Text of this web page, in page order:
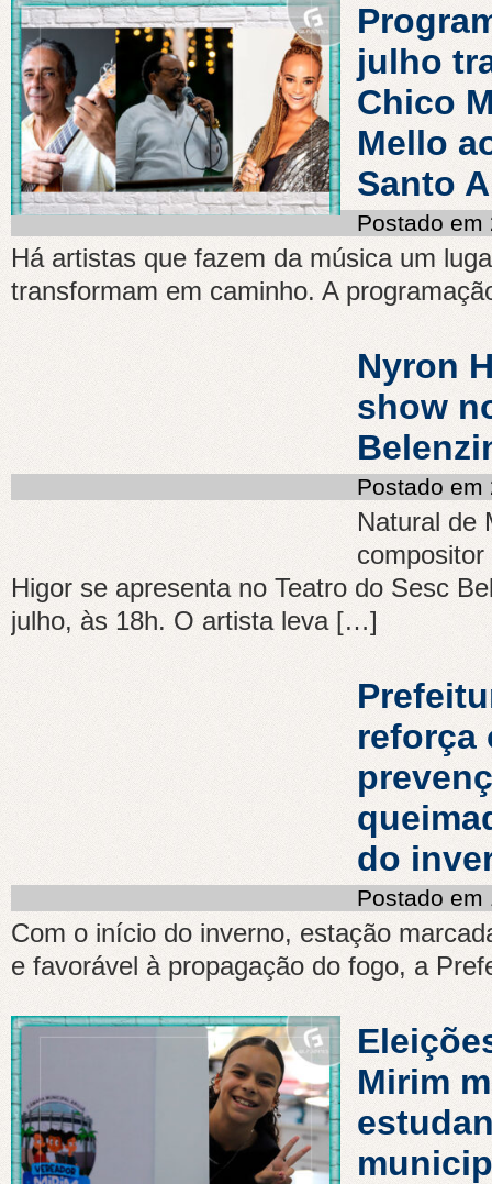
julho
Chico
Mello
Santo
Postado em
Há artistas que fazem da música um
transformam em caminho. A
Nyron
show
Postado em
Natural de
Higor se apresenta no Teatro do Sesc
julho, às 18h. O artista leva […]
reforça
do
Postado em
Com o início do inverno, estação
e favorável à propagação do fogo, a
Mirim